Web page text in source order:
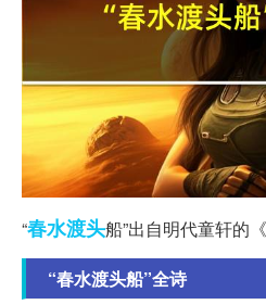
“春水渡头船”出自明代童轩的
“春水渡头船”全诗